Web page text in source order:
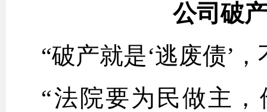
公司破
“破产就是‘逃废债’
“法院要为民做主